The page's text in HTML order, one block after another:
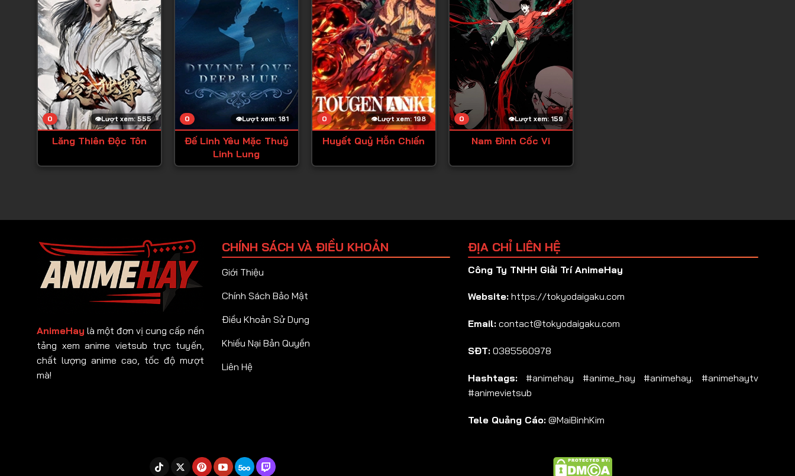
Lượt xem: 555
0
Lăng Thiên Độc Tôn
Lượt xem: 181
0
Đế Linh Yêu Mặc Thuỷ
Linh Lung
Lượt xem: 198
0
Huyết Quỷ Hỗn Chiến
Lượt xem: 159
0
Nam Đình Cốc Vi
AnimeHay là một đơn vị cung cấp nền
tảng xem anime vietsub trực tuyến,
chất lượng anime cao, tốc độ mượt
mà!
CHÍNH SÁCH VÀ ĐIỀU KHOẢN
Giới Thiệu
Chính Sách Bảo Mật
Điều Khoản Sử Dụng
Khiếu Nại Bản Quyền
Liên Hệ
ĐỊA CHỈ LIÊN HỆ
Công Ty TNHH Giải Trí AnimeHay
Website: https://tokyodaigaku.com
Email: contact@tokyodaigaku.com
SĐT: 0385560978
Hashtags: #animehay #anime_hay #animehay. #animehaytv
#animevietsub
Tele Quảng Cáo: @MaiBinhKim